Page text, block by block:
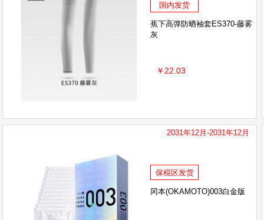
国内发货
蕉下高弹防晒袖套ES370-藤雾
灰
￥22.03
2031年12月-2031年12月
保税区发货
冈本(OKAMOTO)003白金版